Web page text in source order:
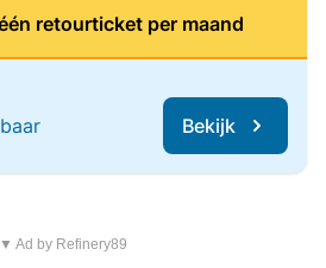
retourticket per maand
Bekijk
▼ Ad by Refinery89